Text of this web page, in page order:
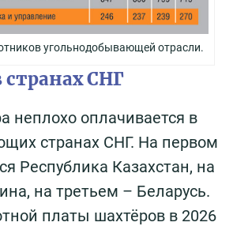
угольнодобывающей отрасли.
СНГ
неплохо оплачивается в
странах СНГ. На первом
Республика Казахстан, на
на третьем – Беларусь.
платы шахтёров в 2026